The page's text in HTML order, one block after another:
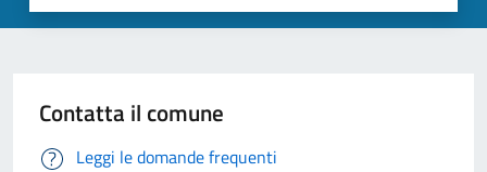
Contatta il comune
Leggi le domande frequenti